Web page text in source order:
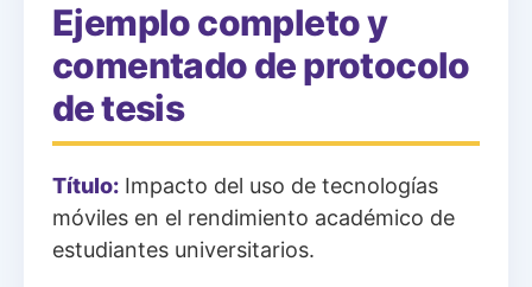
Ejemplo completo y
comentado de protocolo
de tesis
Título: Impacto del uso de tecnologías
móviles en el rendimiento académico de
estudiantes universitarios.